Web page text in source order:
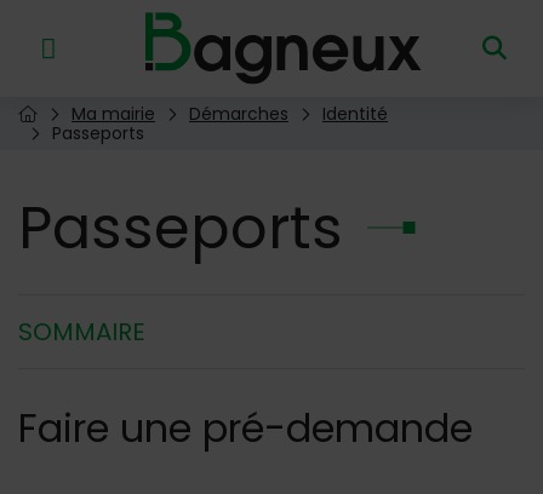
Menu de raccourcis
Retour à l'accueil
Page d'accueil du site
Ma mairie Démarches
Identité
Passeports
Passeports
SOMMAIRE
Faire une pré-demande